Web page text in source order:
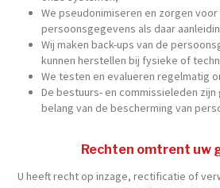
We pseudonimiseren en zorgen
persoonsgegevens als daar
Wij maken back-ups van de
kunnen herstellen bij fysieke of
We testen en evalueren regelmatig
De bestuurs- en commissieleden
belang van de bescherming van
Rechten omtrent uw
U heeft recht op inzage, rectificatie of